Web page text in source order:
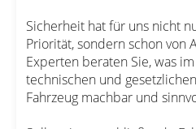
Sicherheit hat für uns nicht
Priorität, sondern schon von
Experten beraten Sie, was
technischen und
Fahrzeug machbar und